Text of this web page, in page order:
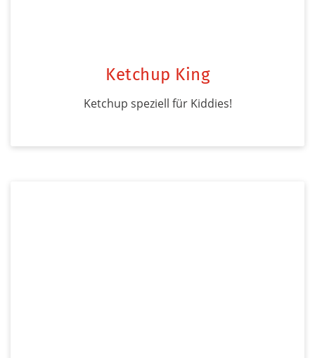
Ketchup King
Ketchup speziell für Kiddies!